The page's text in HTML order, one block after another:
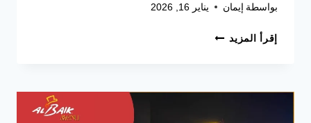
بواسطة إيمان يناير 16, 2026
إقرأ المزيد البيك